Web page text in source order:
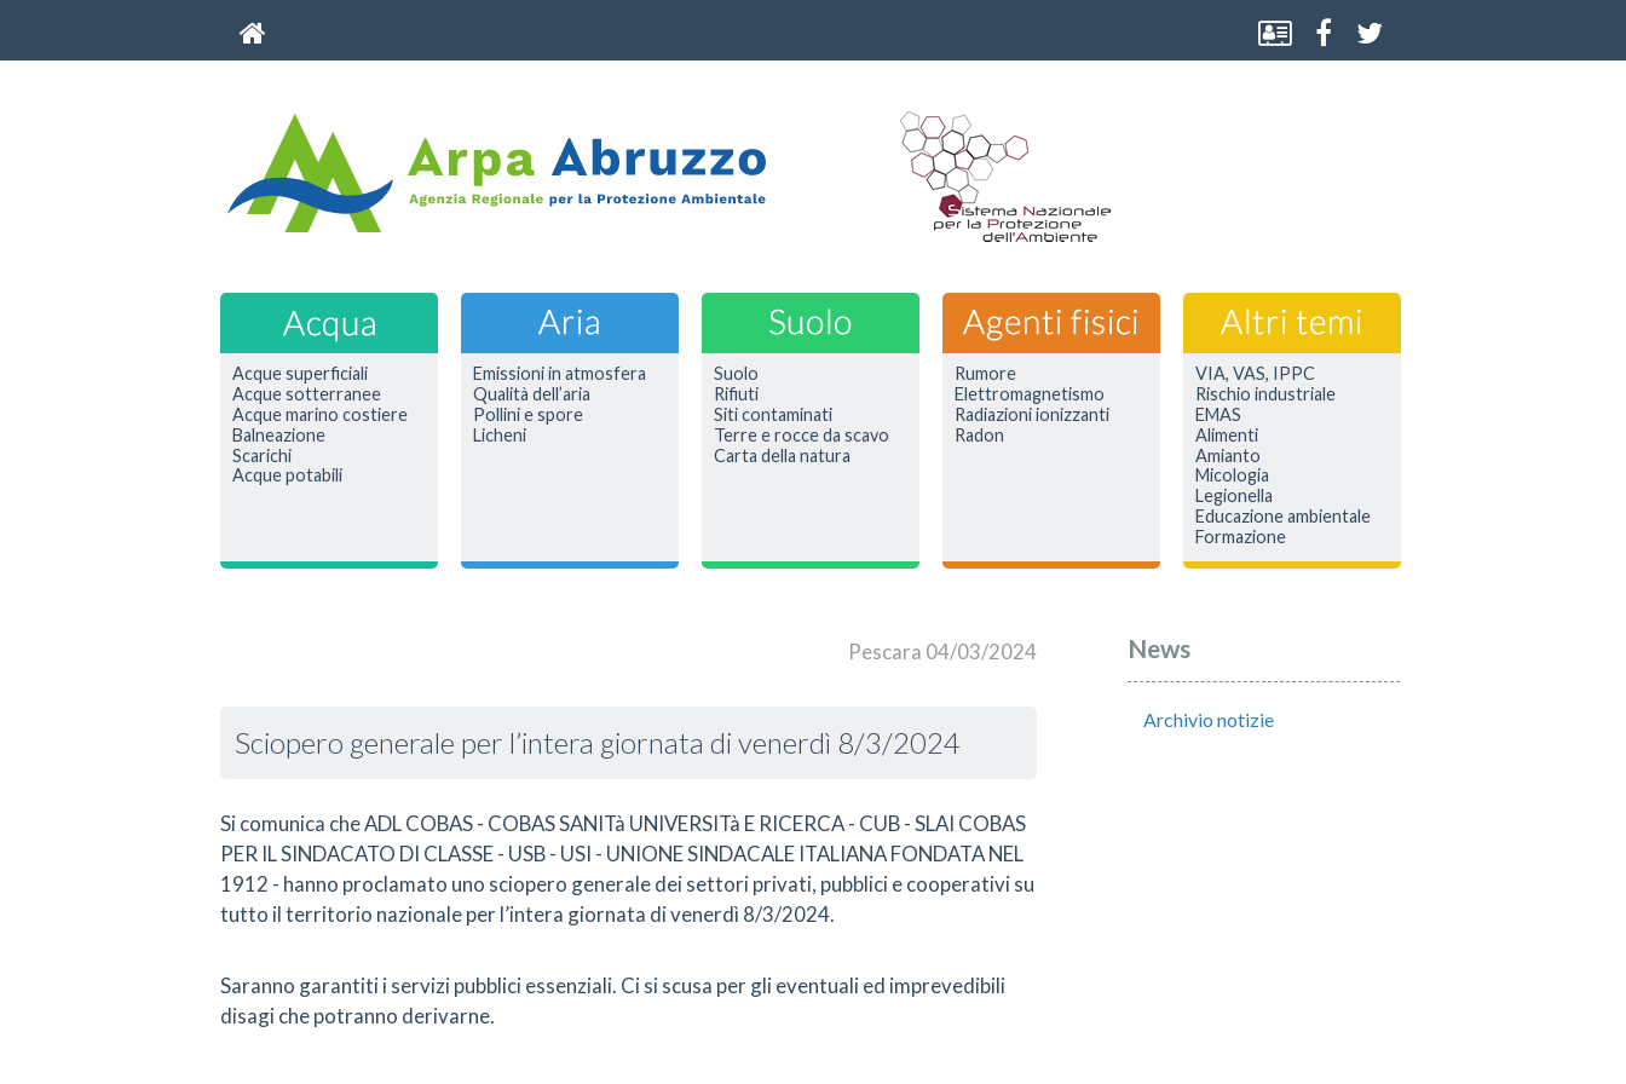
Acque superficiali
Acque sotterranee
Acque marino costiere
Balneazione
Scarichi
Acque potabili
Emissioni in atmosfera
Qualità dell’aria
Pollini e spore
Licheni
Suolo
Rifiuti
Siti contaminati
Terre e rocce da scavo
Carta della natura
Rumore
Elettromagnetismo
Radiazioni ionizzanti
Radon
VIA, VAS, IPPC
Rischio industriale
EMAS
Alimenti
Amianto
Micologia
Legionella
Educazione ambientale
Formazione
Pescara 04/03/2024
Sciopero generale per l’intera giornata di venerdì 8/3/2024
Si comunica che ADL COBAS - COBAS SANITà UNIVERSITà E RICERCA - CUB - SLAI COBAS
PER IL SINDACATO DI CLASSE - USB - USI - UNIONE SINDACALE ITALIANA FONDATA NEL
1912 - hanno proclamato uno sciopero generale dei settori privati, pubblici e cooperativi su
tutto il territorio nazionale per l’intera giornata di venerdì 8/3/2024.
Saranno garantiti i servizi pubblici essenziali. Ci si scusa per gli eventuali ed imprevedibili
disagi che potranno derivarne.
News
Archivio notizie